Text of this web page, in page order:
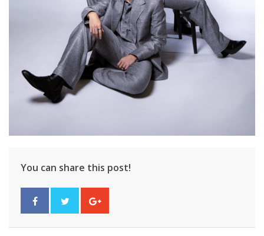
You can share this post!